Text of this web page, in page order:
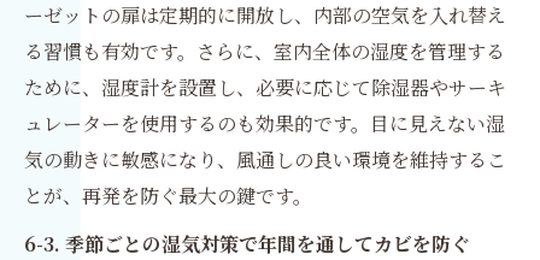
ーゼットの扉は定期的に開放し、内部の空気を入れ替え
る習慣も有効です。さらに、室内全体の湿度を管理する
ために、湿度計を設置し、必要に応じて除湿器やサーキ
ュレーターを使用するのも効果的です。目に見えない湿
気の動きに敏感になり、風通しの良い環境を維持するこ
とが、再発を防ぐ最大の鍵です。
6-3. 季節ごとの湿気対策で年間を通してカビを防ぐ